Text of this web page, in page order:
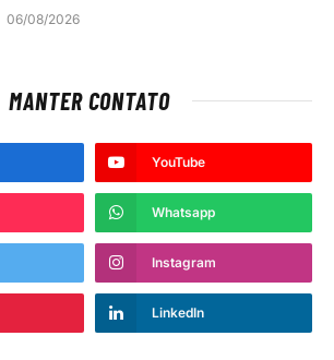
06/08/2026
MANTER CONTATO
YouTube
Whatsapp
Instagram
LinkedIn